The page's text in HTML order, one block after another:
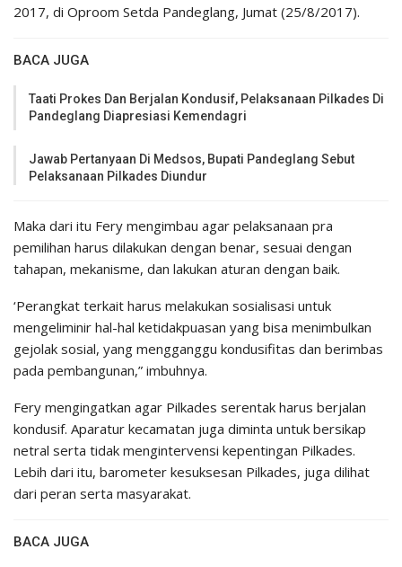
2017, di Oproom Setda Pandeglang, Jumat (25/8/2017).
BACA JUGA
Taati Prokes Dan Berjalan Kondusif, Pelaksanaan Pilkades Di
Pandeglang Diapresiasi Kemendagri
Jawab Pertanyaan Di Medsos, Bupati Pandeglang Sebut
Pelaksanaan Pilkades Diundur
Maka dari itu Fery mengimbau agar pelaksanaan pra
pemilihan harus dilakukan dengan benar, sesuai dengan
tahapan, mekanisme, dan lakukan aturan dengan baik.
‘Perangkat terkait harus melakukan sosialisasi untuk
mengeliminir hal-hal ketidakpuasan yang bisa menimbulkan
gejolak sosial, yang mengganggu kondusifitas dan berimbas
pada pembangunan,” imbuhnya.
Fery mengingatkan agar Pilkades serentak harus berjalan
kondusif. Aparatur kecamatan juga diminta untuk bersikap
netral serta tidak mengintervensi kepentingan Pilkades.
Lebih dari itu, barometer kesuksesan Pilkades, juga dilihat
dari peran serta masyarakat.
BACA JUGA